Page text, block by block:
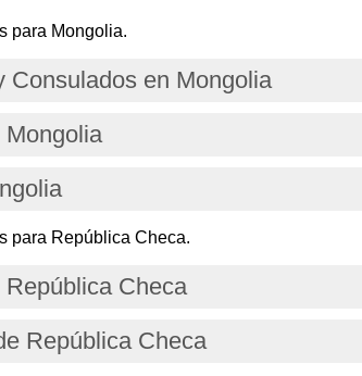
para Mongolia.
Consulados en Mongolia
Mongolia
para República Checa.
Checa
República Checa